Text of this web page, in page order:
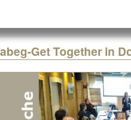
Get Together in